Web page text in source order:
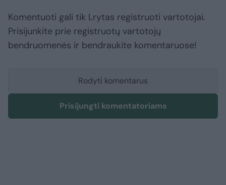
Komentuoti gali tik Lrytas registruoti vartotojai.
Prisijunkite prie registruotų vartotojų
bendruomenės ir bendraukite komentaruose!
Rodyti komentarus
Prisijungti komentatoriams